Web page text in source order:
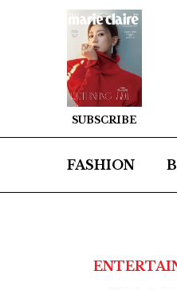
SUBSCRIBE
FASHION